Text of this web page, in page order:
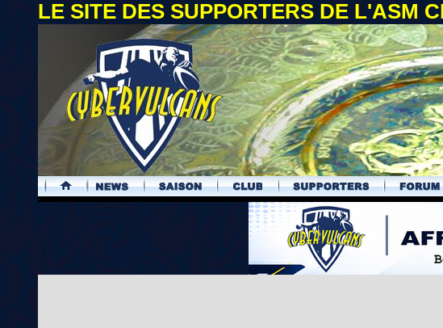
LE SITE DES SUPPORTERS DE L'ASM
.